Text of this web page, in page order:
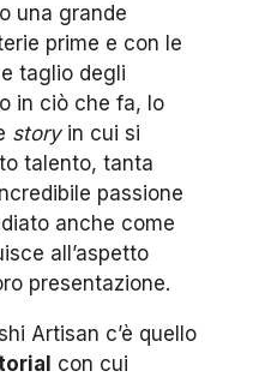
una grande
prime e con le
taglio degli
in ciò che fa, lo
storyin cui si
talento, tanta
passione
anche come
all’aspetto
presentazione.
Artisan c’è quello
con cui